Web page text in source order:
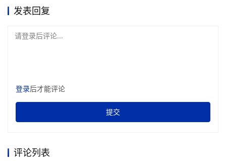
发表回复
请登录后评论...
登录后才能评论
提交
评论列表